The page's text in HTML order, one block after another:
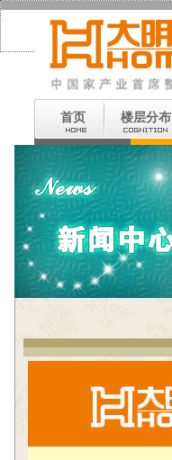
首页 楼层分布